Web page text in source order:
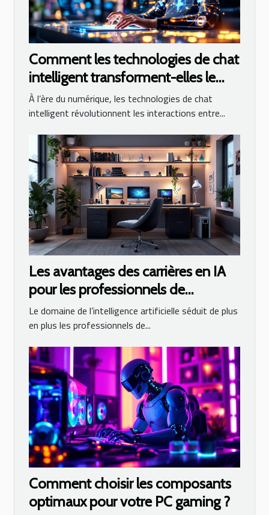
Comment les technologies de chat
intelligent transforment-elles le
service client ?
À l’ère du numérique, les technologies de chat
intelligent révolutionnent les interactions entre...
Les avantages des carrières en IA
pour les professionnels de
l'informatique
Le domaine de l’intelligence artificielle séduit de plus
en plus les professionnels de...
Comment choisir les composants
optimaux pour votre PC gaming ?